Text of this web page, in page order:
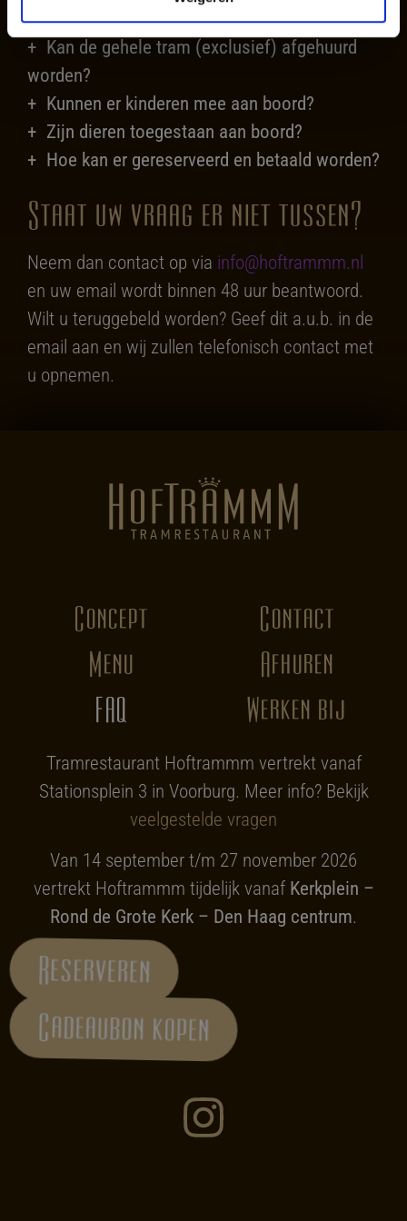
de mogelijkheden?
Kan de gehele tram (exclusief) afgehuurd
worden?
Kunnen er kinderen mee aan boord?
Zijn dieren toegestaan aan boord?
Hoe kan er gereserveerd en betaald worden?
Staat uw vraag er niet tussen?
Neem dan contact op via info@hoftrammm.nl
en uw email wordt binnen 48 uur beantwoord.
Wilt u teruggebeld worden? Geef dit a.u.b. in de
email aan en wij zullen telefonisch contact met
u opnemen.
Concept
Menu
FAQ
Contact
Afhuren
Werken bij
Tramrestaurant Hoftrammm vertrekt vanaf
Stationsplein 3 in Voorburg. Meer info? Bekijk
veelgestelde vragen
Van 14 september t/m 27 november 2026
vertrekt Hoftrammm tijdelijk vanaf Kerkplein –
Rond de Grote Kerk – Den Haag centrum.
Reserveren
Cadeaubon kopen